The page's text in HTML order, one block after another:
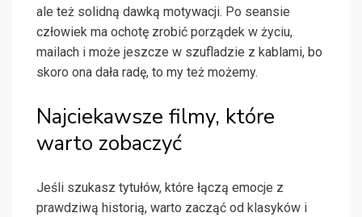
ale też solidną dawką motywacji. Po seansie
człowiek ma ochotę zrobić porządek w życiu,
mailach i może jeszcze w szufladzie z kablami, bo
skoro ona dała radę, to my też możemy.
Najciekawsze filmy, które
warto zobaczyć
Jeśli szukasz tytułów, które łączą emocje z
prawdziwą historią, warto zacząć od klasyków i